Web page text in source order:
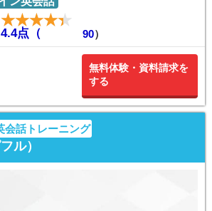
4.4点（ 90）
無料体験・資料請求を
する
会話トレーニング
ル）